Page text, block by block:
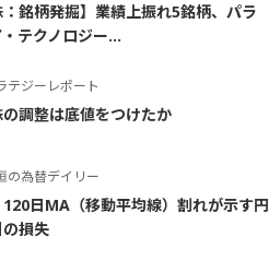
：銘柄発掘】業績上振れ5銘柄、パラ
テクノロジー...
テジーレポート
調整は底値をつけたか
の為替デイリー
120日MA（移動平均線）割れが示す円
損失